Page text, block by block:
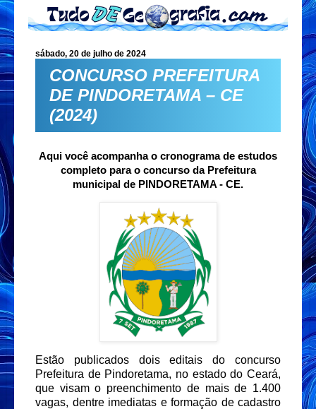
sábado, 20 de julho de 2024
CONCURSO PREFEITURA
DE PINDORETAMA – CE
(2024)
Aqui você acompanha o cronograma de estudos
completo para o concurso da Prefeitura
municipal de PINDORETAMA - CE.
Estão publicados dois editais do concurso
Prefeitura de Pindoretama, no estado do Ceará,
que visam o preenchimento de mais de 1.400
vagas, dentre imediatas e formação de cadastro